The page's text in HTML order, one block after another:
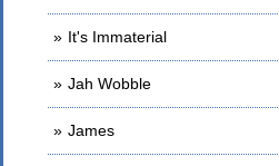
It's Immaterial
Jah Wobble
James